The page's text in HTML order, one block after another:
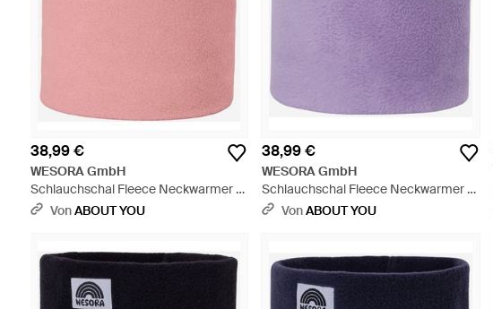
38,99 €
WESORA GmbH
Schlauchschal Fleece Neckwarmer -
PinkVonABOUT YOU
38,99 €
WESORA GmbH
Schlauchschal Fleece Neckwarmer -
LilaVonABOUT YOU